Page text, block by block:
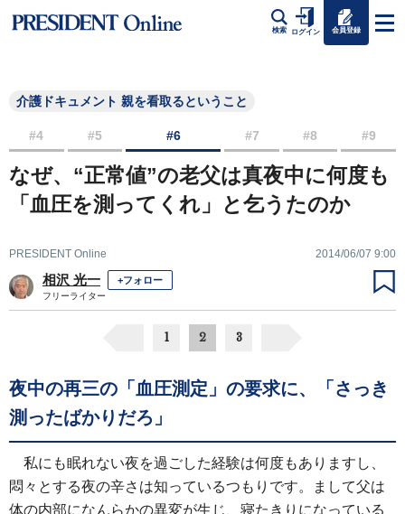
検索 ログイン 会員登録
介護ドキュメント 親を看取るということ
#4 #5 #6 #7 #8 #9
なぜ、“正常値”の老父は真夜中に何度も
「血圧を測ってくれ」と乞うたのか
PRESIDENT Online 2014/06/07 9:00
相沢 光一 +フォロー
フリーライター
1 2 3
夜中の再三の「血圧測定」の要求に、「さっき
測ったばかりだろ」
私にも眠れない夜を過ごした経験は何度もありますし、
悶々とする夜の辛さは知っているつもりです。まして父は
体の内部になんらかの異変が生じ、寝たきりになっている